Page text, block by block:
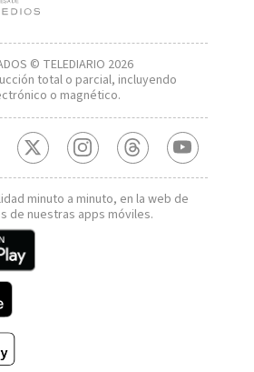
© TELEDIARIO 2026
total o parcial, incluyendo
o magnético.
minuto a minuto, en la web de
de nuestras apps móviles.